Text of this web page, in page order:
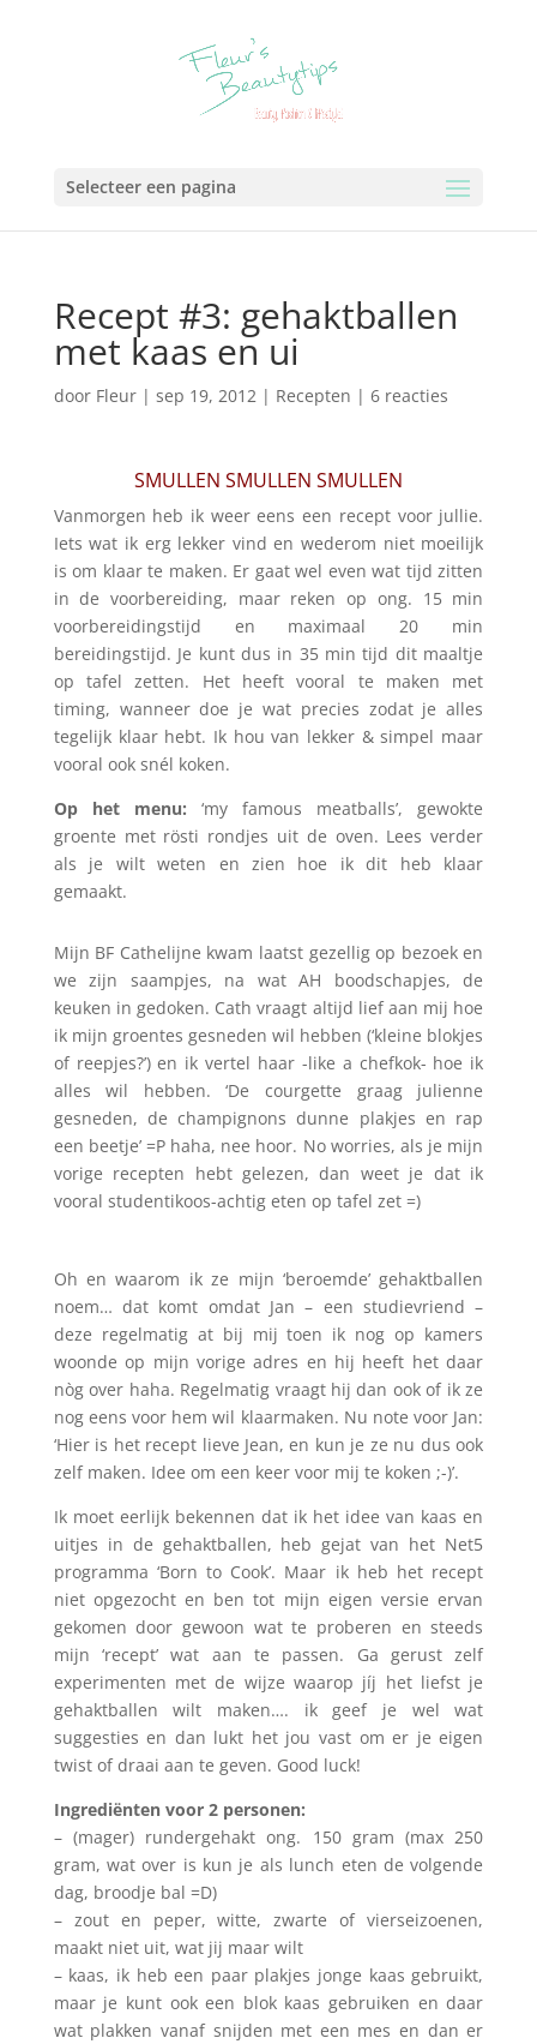
Selecteer een pagina
Recept #3: gehaktballen
met kaas en ui
door Fleur| sep 19, 2012| Recepten | 6 reacties
SMULLEN SMULLEN SMULLEN
Vanmorgen heb ik weer eens een recept voor jullie.
Iets wat ik erg lekker vind en wederom niet moeilijk
is om klaar te maken. Er gaat wel even wat tijd zitten
in de voorbereiding, maar reken op ong. 15 min
voorbereidingstijd en maximaal 20 min
bereidingstijd. Je kunt dus in 35 min tijd dit maaltje
op tafel zetten. Het heeft vooral te maken met
timing, wanneer doe je wat precies zodat je alles
tegelijk klaar hebt. Ik hou van lekker & simpel maar
vooral ook snél koken.
Op het menu: ‘my famous meatballs’, gewokte
groente met rösti rondjes uit de oven. Lees verder
als je wilt weten en zien hoe ik dit heb klaar
gemaakt.
Mijn BF Cathelijne kwam laatst gezellig op bezoek en
we zijn saampjes, na wat AH boodschapjes, de
keuken in gedoken. Cath vraagt altijd lief aan mij hoe
ik mijn groentes gesneden wil hebben (‘kleine blokjes
of reepjes?’) en ik vertel haar -like a chefkok- hoe ik
alles wil hebben. ‘De courgette graag julienne
gesneden, de champignons dunne plakjes en rap
een beetje’ =P haha, nee hoor. No worries, als je mijn
vorige recepten hebt gelezen, dan weet je dat ik
vooral studentikoos-achtig eten op tafel zet =)
Oh en waarom ik ze mijn ‘beroemde’ gehaktballen
noem… dat komt omdat Jan – een studievriend –
deze regelmatig at bij mij toen ik nog op kamers
woonde op mijn vorige adres en hij heeft het daar
nòg over haha. Regelmatig vraagt hij dan ook of ik ze
nog eens voor hem wil klaarmaken. Nu note voor Jan:
‘Hier is het recept lieve Jean, en kun je ze nu dus ook
zelf maken. Idee om een keer voor mij te koken ;-)’.
Ik moet eerlijk bekennen dat ik het idee van kaas en
uitjes in de gehaktballen, heb gejat van het Net5
programma ‘Born to Cook’. Maar ik heb het recept
niet opgezocht en ben tot mijn eigen versie ervan
gekomen door gewoon wat te proberen en steeds
mijn ‘recept’ wat aan te passen. Ga gerust zelf
experimenten met de wijze waarop jíj het liefst je
gehaktballen wilt maken…. ik geef je wel wat
suggesties en dan lukt het jou vast om er je eigen
twist of draai aan te geven. Good luck!
Ingrediënten voor 2 personen:
– (mager) rundergehakt ong. 150 gram (max 250
gram, wat over is kun je als lunch eten de volgende
dag, broodje bal =D)
– zout en peper, witte, zwarte of vierseizoenen,
maakt niet uit, wat jij maar wilt
– kaas, ik heb een paar plakjes jonge kaas gebruikt,
maar je kunt ook een blok kaas gebruiken en daar
wat plakken vanaf snijden met een mes en dan er